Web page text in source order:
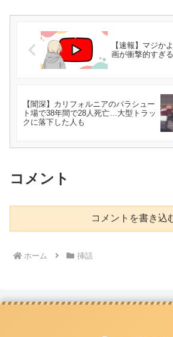
【速報】マジか
画が衝撃的すぎ
【闇深】カリフォルニアのパラシュー
ト場で38年間で28人死亡…大型トラッ
クに落下した人も
コメント
コメントを書き込
ホーム 挿話